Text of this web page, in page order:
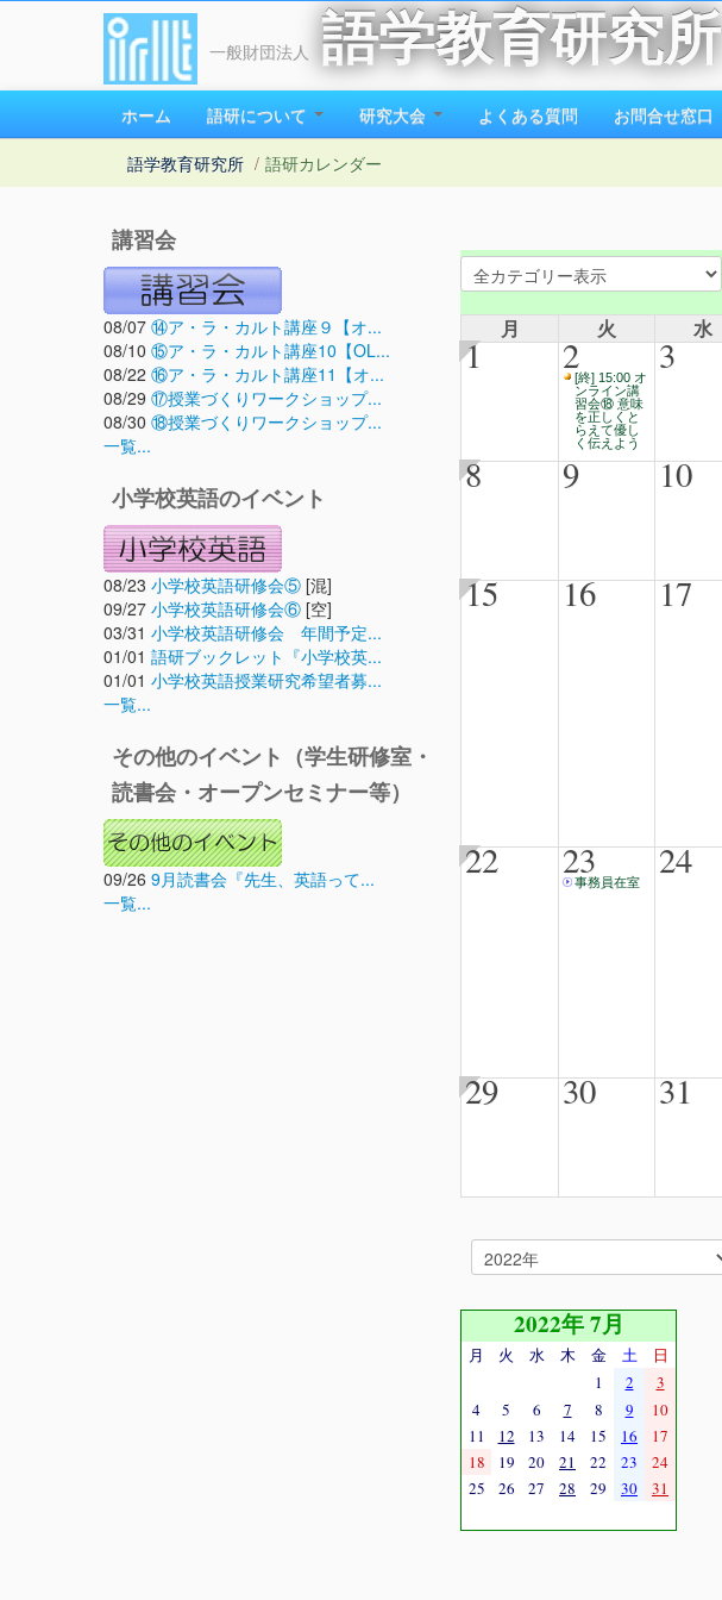
一般財団法人 語学教育研究所
ホーム 語研について 研究大会 よくある質問 お問合せ窓口
語学教育研究所 / 語研カレンダー
講習会
08/07 ⑭ア・ラ・カルト講座９【オ...
08/10 ⑮ア・ラ・カルト講座10【OL...
08/22 ⑯ア・ラ・カルト講座11【オ...
08/29 ⑰授業づくりワークショップ...
08/30 ⑱授業づくりワークショップ...
一覧...
小学校英語のイベント
08/23 小学校英語研修会⑤ [混]
09/27 小学校英語研修会⑥ [空]
03/31 小学校英語研修会 年間予定...
01/01 語研ブックレット『小学校英...
01/01 小学校英語授業研究希望者募...
一覧...
その他のイベント（学生研修室・
読書会・オープンセミナー等）
09/26 9月読書会『先生、英語って...
一覧...
月 火 水
1 2[終] 15:00 オ
ンライン講
習会⑱ 意味
を正しくと
らえて優し
く伝えよう
3
8 9 10
15 16 17
22 23
事務員在室 24
29 30 31
2022年 7月
月 火 水 木 金 土
日
1
2
3
4
5 6 7 8 9
10
11
12 13 14 15 16
17
18
19 20 21 22 23
24
25
26 27 28 29 30 31